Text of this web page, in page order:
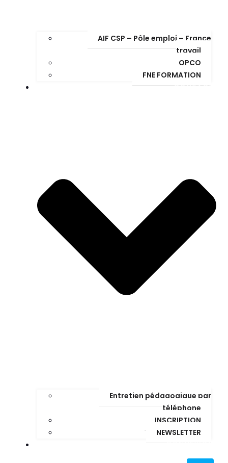
AIF CSP – Pôle emploi – France
travail
OPCO
FNE FORMATION
CONTACT
Entretien pédagogique par
téléphone
INSCRIPTION
NEWSLETTER
CONNEXION